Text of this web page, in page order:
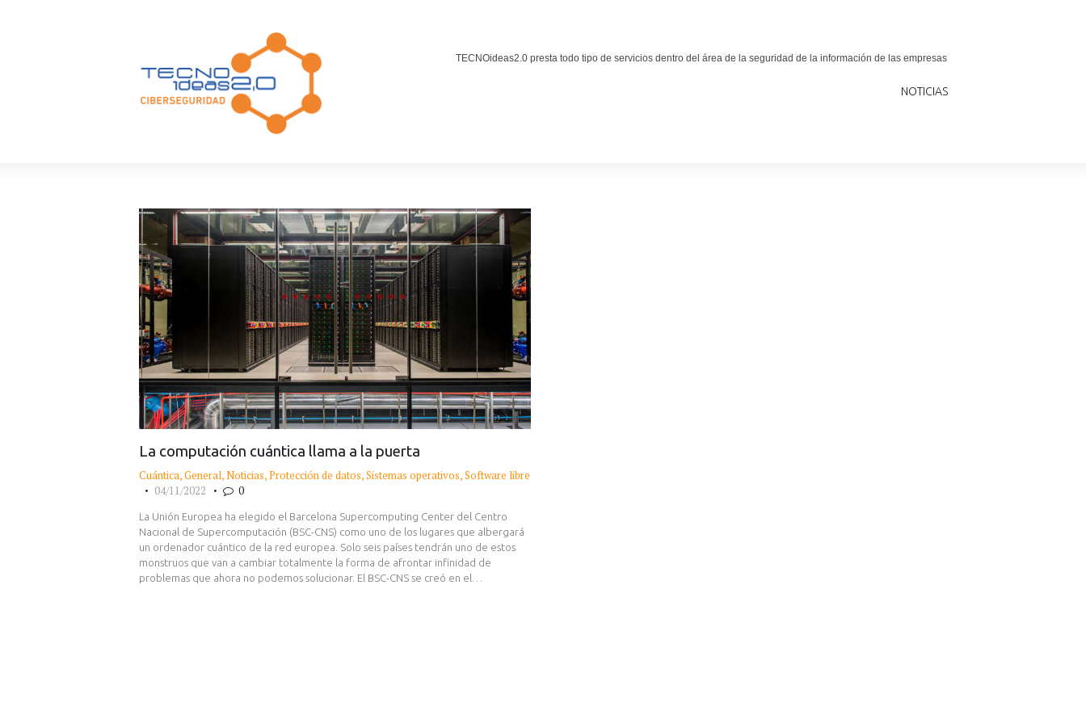
TECNOideas2.0 presta todo tipo de servicios dentro del área de la seguridad de la información de las empresas
NOTICIAS
Noticias tecnológicas.
La computación cuántica llama a la puerta
Cuántica,General,Noticias,Protección de datos,Sistemas operativos,Software libre
04/11/2022
0
La Unión Europea ha elegido el Barcelona Supercomputing Center del Centro
Nacional de Supercomputación (BSC-CNS) como uno de los lugares que albergará
un ordenador cuántico de la red europea. Solo seis países tendrán uno de estos
monstruos que van a cambiar totalmente la forma de afrontar infinidad de
problemas que ahora no podemos solucionar. El BSC-CNS se creó en el…